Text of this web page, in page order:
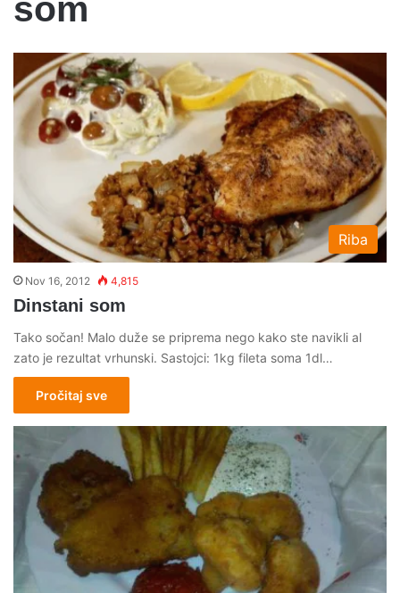
som
Riba
Nov 16, 2012 4,815
Dinstani som
Tako sočan! Malo duže se priprema nego kako ste navikli al
zato je rezultat vrhunski. Sastojci: 1kg fileta soma 1dl…
Pročitaj sve